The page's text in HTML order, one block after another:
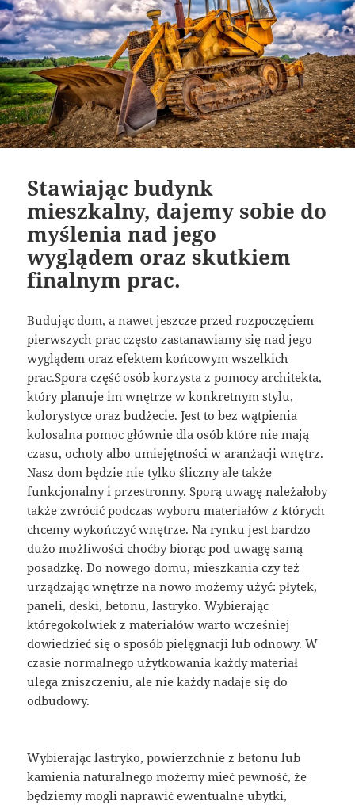
Stawiając budynk
mieszkalny, dajemy sobie do
myślenia nad jego
wyglądem oraz skutkiem
finalnym prac.
Budując dom, a nawet jeszcze przed rozpoczęciem
pierwszych prac często zastanawiamy się nad jego
wyglądem oraz efektem końcowym wszelkich
prac.Spora część osób korzysta z pomocy architekta,
który planuje im wnętrze w konkretnym stylu,
kolorystyce oraz budżecie. Jest to bez wątpienia
kolosalna pomoc głównie dla osób które nie mają
czasu, ochoty albo umiejętności w aranżacji wnętrz.
Nasz dom będzie nie tylko śliczny ale także
funkcjonalny i przestronny. Sporą uwagę należałoby
także zwrócić podczas wyboru materiałów z których
chcemy wykończyć wnętrze. Na rynku jest bardzo
dużo możliwości choćby biorąc pod uwagę samą
posadzkę. Do nowego domu, mieszkania czy też
urządzając wnętrze na nowo możemy użyć: płytek,
paneli, deski, betonu, lastryko. Wybierając
któregokolwiek z materiałów warto wcześniej
dowiedzieć się o sposób pielęgnacji lub odnowy. W
czasie normalnego użytkowania każdy materiał
ulega zniszczeniu, ale nie każdy nadaje się do
odbudowy.
Wybierając lastryko, powierzchnie z betonu lub
kamienia naturalnego możemy mieć pewność, że
będziemy mogli naprawić ewentualne ubytki,